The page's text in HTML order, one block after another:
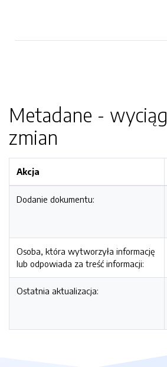
Metadane -
zmian
Akcja
Dodanie dokumentu:
Osoba, która wytworzyła informację
lub odpowiada za treść informacji:
Ostatnia aktualizacja: